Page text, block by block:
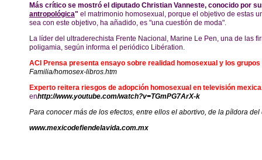
Más crítico se mostró el diputado Christian Vanneste, conocido por
antropológica" el matrimonio homosexual, porque el objetivo de estas
sea con este objetivo, ha añadido, es "una cuestión de moda".
La líder del ultraderechista Frente Nacional, Marine Le Pen, una de las
poligamia, según informa el periódico Libération.
ACI Prensa presenta ensayo sobre realidad homosexual y los
Familia/homosex-libros.htm
Experto reitera riesgos de adopción homosexual en televisión
enhttp://www.youtube.com/watch?v=TGmPG7ArX-k
Para conocer más de los efectos, entre ellos el abortivo, de la píldora
www.mexicodefiendelavida.com.mx